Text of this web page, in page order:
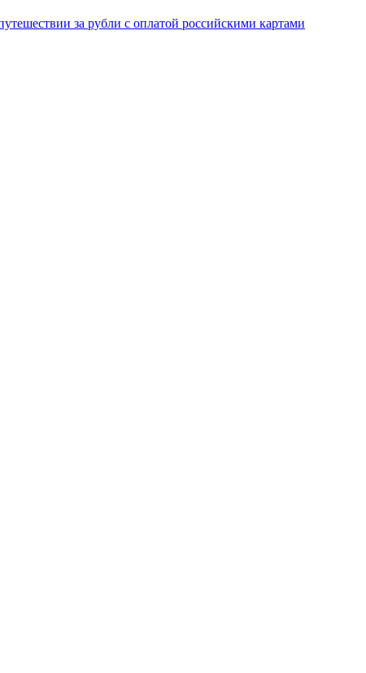
за рубли с оплатой российскими картами